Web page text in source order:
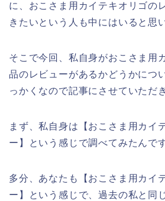
に、おこさま用カイテキオリゴの
きたいという人も中にはいると思
そこで今回、私自身がおこさま用
品のレビューがあるかどうかにつ
っかくなので記事にさせていただ
まず、私自身は【おこさま用カイ
ー】という感じで調べてみたんで
多分、あなたも【おこさま用カイ
ー】という感じで、過去の私と同